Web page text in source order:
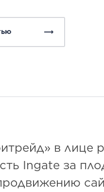
в лице
Ingate за